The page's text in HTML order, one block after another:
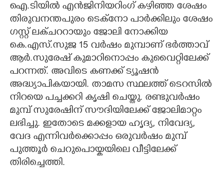
ഐ.ടിയിൽ എൻജിനിയറിംഗ് കഴിഞ്ഞ ശേഷം
തിരുവനന്തപുരം ടെക്നോ പാർക്കിലും ശേഷം
ഗസ്റ്റ് ലക്ചററായും ജോലി നോക്കിയ
കെ.എസ്.സുജ 15 വർഷം മുമ്പാണ് ഭർത്താവ്
ആർ.സുരേഷ് കുമാറിനൊപ്പം കുവൈറ്റിലേക്ക്
പറന്നത്. അവിടെ കണക്ക് ട്യൂഷൻ
അദ്ധ്യാപികയായി. താമസ സ്ഥലത്ത് ടെറസിൽ
നിറയെ പച്ചക്കറി കൃഷി ചെയ്തു. രണ്ടുവർഷം
മുമ്പ് സുരേഷിന് സൗദിയിലേക്ക് ജോലിമാറ്റം
ലഭിച്ചു. ഇതോടെ മക്കളായ ഹൃദ്യ, നിവേദ്യ,
വേദ എന്നിവർക്കൊപ്പം ഒരുവർഷം മുമ്പ്
പുത്തൂർ ചെറുപൊയ്കയിലെ വീട്ടിലേക്ക്
തിരിച്ചെത്തി.